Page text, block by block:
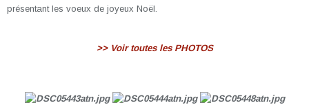
présentant les voeux de joyeux Noël.
>> Voir toutes les PHOTOS